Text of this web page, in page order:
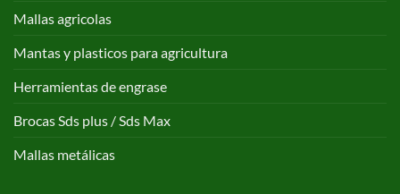
Mallas agricolas
Mantas y plasticos para agricultura
Herramientas de engrase
Brocas Sds plus / Sds Max
Mallas metálicas